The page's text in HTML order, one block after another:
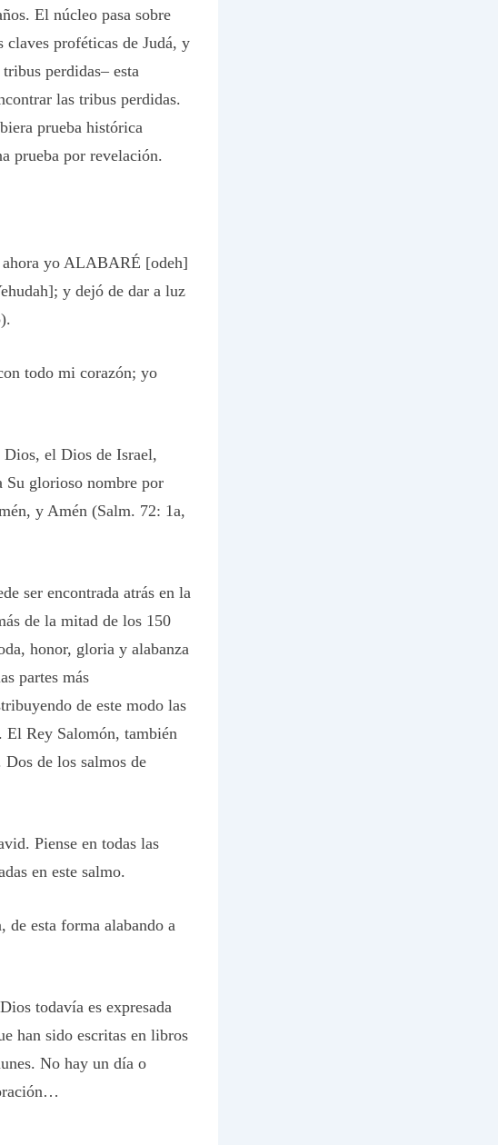
El núcleo pasa sobre
claves proféticasde Judá, y
perdidas– esta
las tribus perdidas.
prueba histórica
prueba por revelación.
yo ALABARÉ [odeh]
y dejó de dar a luz
todo mi corazón; yo
el Dios de Israel,
Su glorioso nombre por
y Amén (Salm. 72: 1a,
ser encontrada atrás en la
de la mitad de los 150
honor, gloria y alabanza
partes más
de este modo las
El Rey Salomón, también
de los salmos de
Piense en todas las
en este salmo.
de esta forma alabando a
todavía es expresada
han sido escritas en libros
No hay un día o